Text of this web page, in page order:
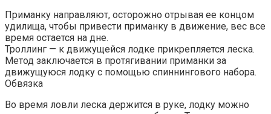
Приманку направляют, осторожно отрывая ее концом
удилища, чтобы привести приманку в движение, вес все
время остается на дне.
Троллинг — к движущейся лодке прикрепляется леска.
Метод заключается в протягивании приманки за
движущуюся лодку с помощью спиннингового набора.
Обвязка
Во время ловли леска держится в руке, лодку можно